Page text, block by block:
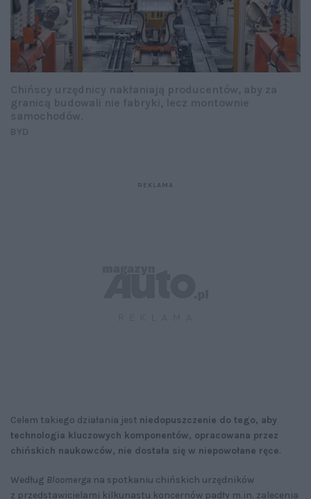
Celem takiego działania jest niedopuszczenie do tego, aby
technologia kluczowych komponentów, opracowana przez
chińskich naukowców, nie dostała się w niepowołane ręce.
Według Bloomerga na spotkaniu chińskich urzędników
z przedstawicielami kilkunastu koncernów padły m.in. zalecenia